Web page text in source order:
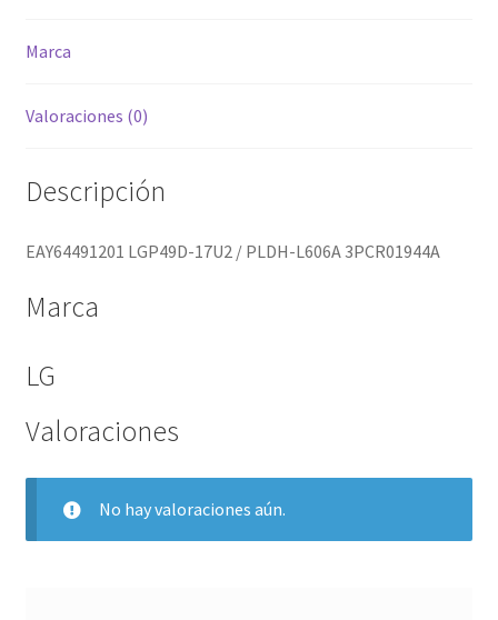
Marca
Valoraciones (0)
Descripción
EAY64491201 LGP49D-17U2 / PLDH-L606A 3PCR01944A
Marca
LG
Valoraciones
No hay valoraciones aún.